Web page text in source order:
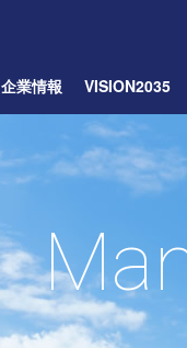
企業情報 VISION2035